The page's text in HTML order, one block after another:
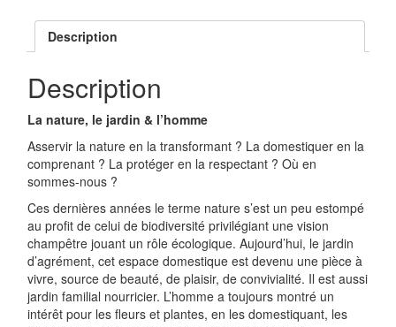
NATURE,
&
L’HOMME
JCE89
Description
Description
La nature, le jardin & l’homme
Asservir la nature en la transformant ? La domestiquer en la
comprenant ? La protéger en la respectant ? Où en
sommes-nous ?
Ces dernières années le terme nature s’est un peu estompé
au profit de celui de biodiversité privilégiant une vision
champêtre jouant un rôle écologique. Aujourd’hui, le jardin
d’agrément, cet espace domestique est devenu une pièce à
vivre, source de beauté, de plaisir, de convivialité. Il est aussi
jardin familial nourricier. L’homme a toujours montré un
intérêt pour les fleurs et plantes, en les domestiquant, les